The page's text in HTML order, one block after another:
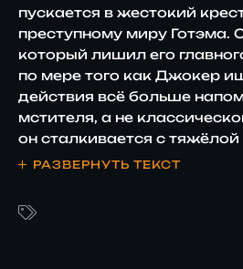
пускается в жестокий
преступному миру Готэма.
который лишил его
по мере того как Джокер
действия всё больше
мстителя, а не
он сталкивается с
Бэтмена он больше не
РАЗВЕРНУТЬ ТЕКСТ